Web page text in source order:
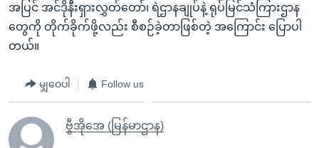
အပြင် အင်ဒိုနီးရှားလွှတ်တော်၊ ရဲဌာနချုပ်နဲ့ ရုပ်မြင်သံကြားဌာန
တွေကို တိုက်ခိုက်ဖို့လည်း စီစဉ်ခဲ့တာဖြစ်တဲ့ အကြောင်း ပြောပါ
တယ်။
မျှဝေပါ Follow us
ဗွီအိုအေ (မြန်မာဌာန)